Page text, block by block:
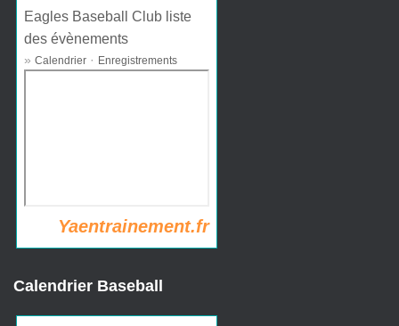
Eagles Baseball Club liste
des évènements
» Calendrier · Enregistrements
Yaentrainement.fr
Calendrier Baseball